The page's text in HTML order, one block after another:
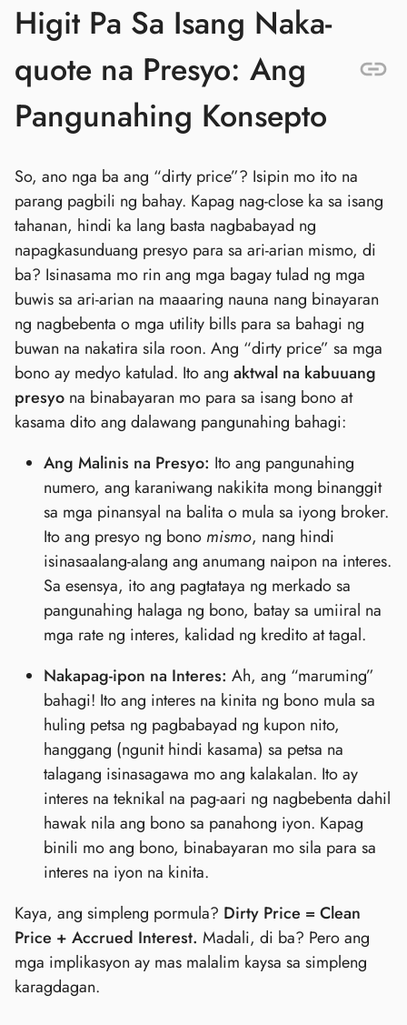
Higit Pa Sa Isang Naka-
quote na Presyo: Ang
Pangunahing Konsepto
So, ano nga ba ang “dirty price”? Isipin mo ito na
parang pagbili ng bahay. Kapag nag-close ka sa isang
tahanan, hindi ka lang basta nagbabayad ng
napagkasunduang presyo para sa ari-arian mismo, di
ba? Isinasama mo rin ang mga bagay tulad ng mga
buwis sa ari-arian na maaaring nauna nang binayaran
ng nagbebenta o mga utility bills para sa bahagi ng
buwan na nakatira sila roon. Ang “dirty price” sa mga
bono ay medyo katulad. Ito ang aktwal na kabuuang
presyo na binabayaran mo para sa isang bono at
kasama dito ang dalawang pangunahing bahagi:
Ang Malinis na Presyo: Ito ang pangunahing
numero, ang karaniwang nakikita mong binanggit
sa mga pinansyal na balita o mula sa iyong broker.
Ito ang presyo ng bonomismo, nang hindi
isinasaalang-alang ang anumang naipon na interes.
Sa esensya, ito ang pagtataya ng merkado sa
pangunahing halaga ng bono, batay sa umiiral na
mga rate ng interes, kalidad ng kredito at tagal.
Nakapag-ipon na Interes: Ah, ang “maruming”
bahagi! Ito ang interes na kinita ng bono mula sa
huling petsa ng pagbabayad ng kupon nito,
hanggang (ngunit hindi kasama) sa petsa na
talagang isinasagawa mo ang kalakalan. Ito ay
interes na teknikal na pag-aari ng nagbebenta dahil
hawak nila ang bono sa panahong iyon. Kapag
binili mo ang bono, binabayaran mo sila para sa
interes na iyon na kinita.
Kaya, ang simpleng pormula? Dirty Price = Clean
Price + Accrued Interest. Madali, di ba? Pero ang
mga implikasyon ay mas malalim kaysa sa simpleng
karagdagan.